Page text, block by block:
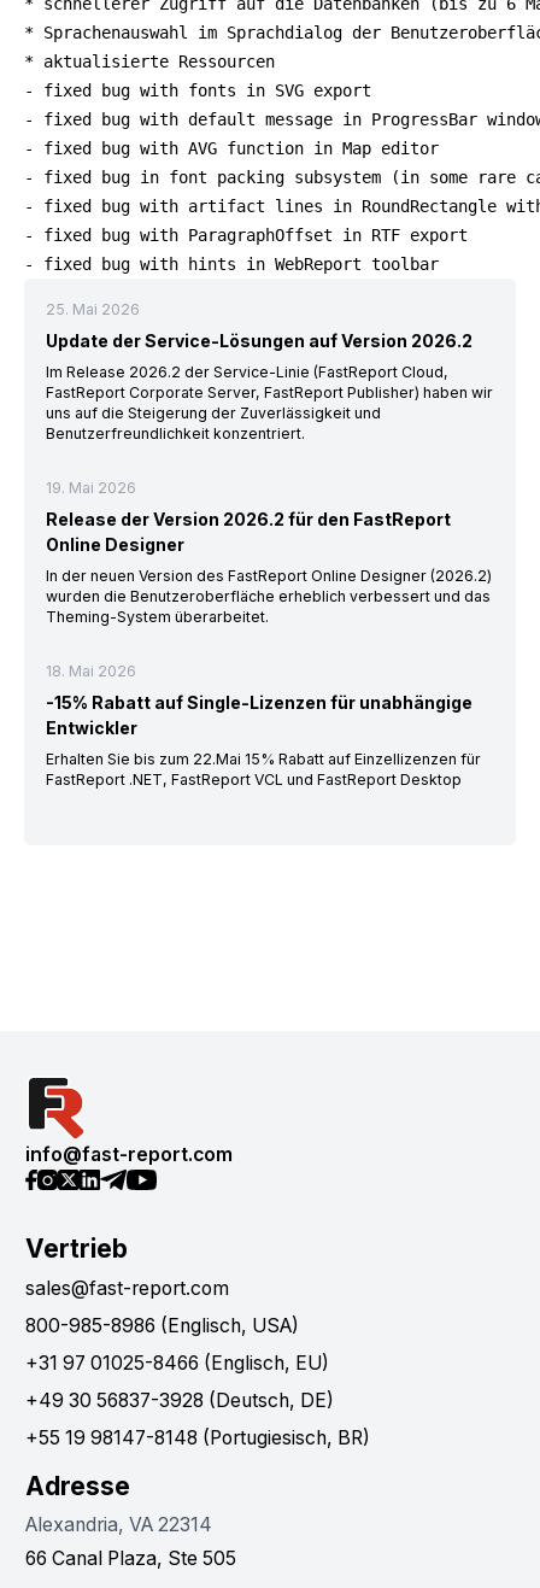
* Sprachenauswahl im Sprachdialog der
* aktualisierte Ressourcen
- fixed bug with fonts in SVG export
- fixed bug with default message in ProgressBar
- fixed bug with AVG function in Map editor
- fixed bug in font packing subsystem (in some rare
- fixed bug with artifact lines in RoundRectangle
- fixed bug with ParagraphOffset in RTF export
- fixed bug with hints in WebReport toolbar
25. Mai 2026
Update der Service-Lösungen auf Version 2026.2
Im Release 2026.2 der Service-Linie (FastReport Cloud,
FastReport Corporate Server, FastReport Publisher) haben wir
uns auf die Steigerung der Zuverlässigkeit und
Benutzerfreundlichkeit konzentriert.
19. Mai 2026
Release der Version 2026.2 für den FastReport
Online Designer
In der neuen Version des FastReport Online Designer (2026.2)
wurden die Benutzeroberfläche erheblich verbessert und das
Theming-System überarbeitet.
18. Mai 2026
-15% Rabatt auf Single-Lizenzen für unabhängige
Entwickler
Erhalten Sie bis zum 22.Mai 15% Rabatt auf Einzellizenzen für
FastReport .NET, FastReport VCL und FastReport Desktop
info@fast-report.com
Vertrieb
sales@fast-report.com
800-985-8986 (Englisch, USA)
+31 97 01025-8466 (Englisch, EU)
+49 30 56837-3928 (Deutsch, DE)
+55 19 98147-8148 (Portugiesisch, BR)
Adresse
Alexandria, VA 22314
66 Canal Plaza, Ste 505